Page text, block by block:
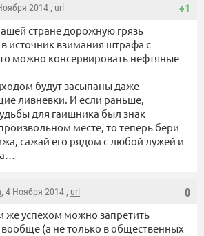
+1
2014 , url
стране дорожную грязь
источник взимания штрафа с
можно консервировать нефтяные
будут засыпаны даже
ливневки. И если раньше,
для гаишника был знак
месте, то теперь бери
сажай его рядом с любой лужей и
0
, 4 Ноября 2014 , url
же успехом можно запретить
вообще (а не только в общественных